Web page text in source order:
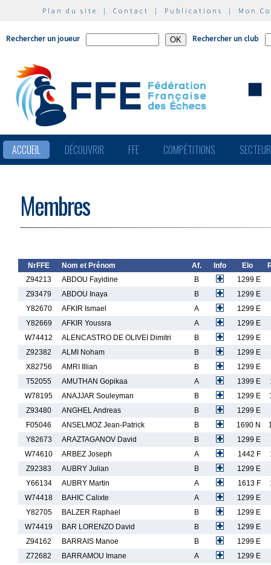
Plan du site | Contact | Publications | Mon
Rechercher un joueur Rechercher un club
ACCUEIL DÉCOUVRIR FFE COMPÉTITIONS
Membres
NrFFE Nom et Prénom Af. Info Elo
Z94213
ABDOU Fayidine B
1299 E
Z93479
ABDOU Inaya B
1299 E
Y82670
AFKIR Ismael A
1299 E
Y82669
AFKIR Youssra A
1299 E
W74412
ALENCASTRO DE OLIVEI Dimitri B
1299 E
Z92382
ALMI Noham B
1299 E
X82756
AMRI Illian B
1299 E
T52055
AMUTHAN Gopikaa A 1399 E
W78195
ANAJJAR Souleyman B 1299 E
Z93480
ANGHEL Andreas B
1299 E
F05046
ANSELMOZ Jean-Patrick B 1690 N
Y82673
ARAZTAGANOV David B
1299 E
W74610
ARBEZ Joseph A 1442 F
Z92383
AUBRY Julian B
1299 E
Y66134
AUBRY Martin A 1613 F
W74418
BAHIC Calixte A
1299 E
Y82705
BALZER Raphael B
1299 E
W74419
BAR LORENZO David B
1299 E
Z94162
BARRAIS Manoe B
1299 E
Z72682
BARRAMOU Imane A
1299 E